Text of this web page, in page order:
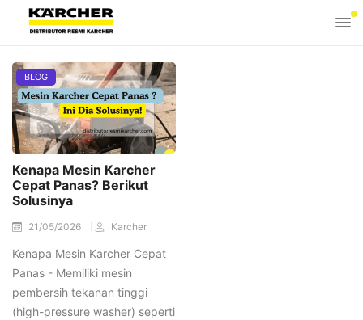
BLOG
Kenapa Mesin Karcher
Cepat Panas? Berikut
Solusinya
21/05/2026 Karcher
Kenapa Mesin Karcher Cepat
Panas - Memiliki mesin
pembersih tekanan tinggi
(high-pressure washer) seperti